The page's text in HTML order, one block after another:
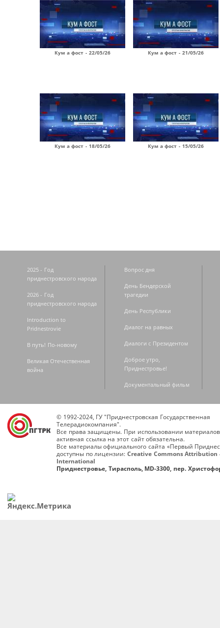
Кум а фост - 22/05/26 Кум а фост - 21/05/26
Кум а фост - 18/05/26 Кум а фост - 15/05/26
2025 - Год
приднестровского народа
2026 - Год
приднестровского народа
Introduction to
Pridnestrovie
В путь! По-новому
Великая Отечественная
война
Вопрос дня
День Бендерской
трагедии
День Республики
Диалог на равных
Диалоги с Президентом
Доброе утро,
Приднестровье!
Документальный фильм
© 1992-2024, ГУ "Приднестровская Государственная
Телерадиокомпания".
Все права защищены. При использовании
активная ссылка на этот сайт обязательна.
Все материалы официального сайта «Первый
доступны по лицензии: Creative Commons Attribution
International
Приднестровье, Тирасполь, MD-3300, пер.